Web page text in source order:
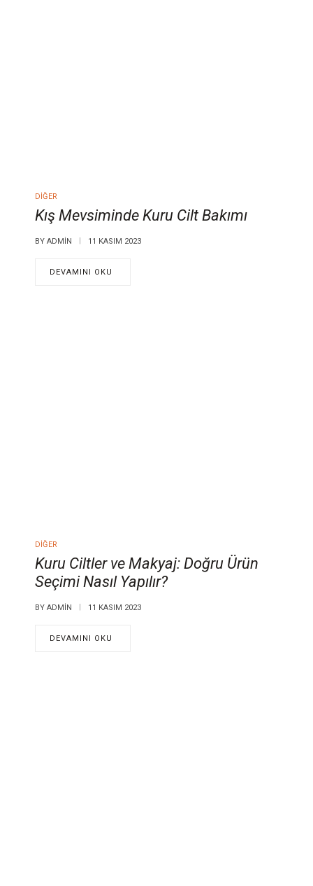
DIĞER
Kış Mevsiminde Kuru Cilt Bakımı
BY ADMIN 11 KASIM 2023
DEVAMINI OKU
DIĞER
Kuru Ciltler ve Makyaj: Doğru Ürün
Seçimi Nasıl Yapılır?
BY ADMIN 11 KASIM 2023
DEVAMINI OKU